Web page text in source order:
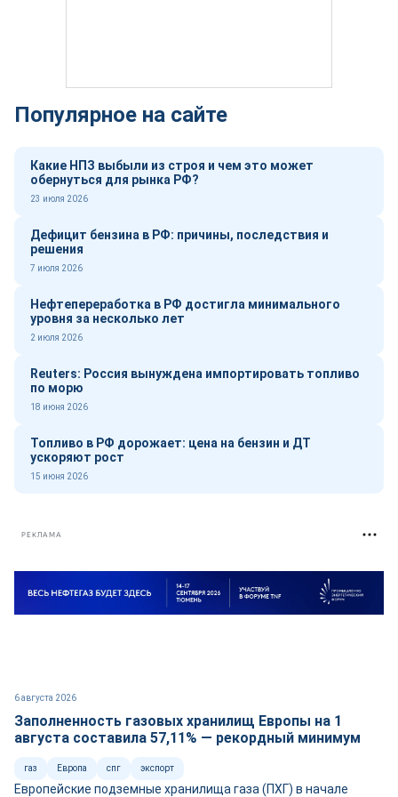
Популярное на сайте
Какие НПЗ выбыли из строя и чем это может
обернуться для рынка РФ?
23 июля 2026
Дефицит бензина в РФ: причины, последствия и
решения
7 июля 2026
Нефтепереработка в РФ достигла минимального
уровня за несколько лет
2 июля 2026
Reuters: Россия вынуждена импортировать топливо
по морю
18 июня 2026
Топливо в РФ дорожает: цена на бензин и ДТ
ускоряют рост
15 июня 2026
РЕКЛАМА
6 августа 2026
Заполненность газовых хранилищ Европы на 1
августа составила 57,11% — рекордный минимум
газ Европа спг экспорт
Европейские подземные хранилища газа (ПХГ) в начале